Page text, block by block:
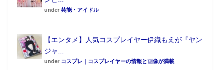
2016年ミスiD2016で一般投票一位を獲得。 “まりちゅ
『合法ロリ巨乳 』として、 グラビア・バラエティで活
躍！
また、 映画「咲-Saki-」への出演をきっかけに女優と
under 芸能・アイドル
【エンタメ】人気コスプレイヤー伊織もえが『ヤン
ジャ...
under コスプレ｜コスプレイヤーの情報と画像が満載